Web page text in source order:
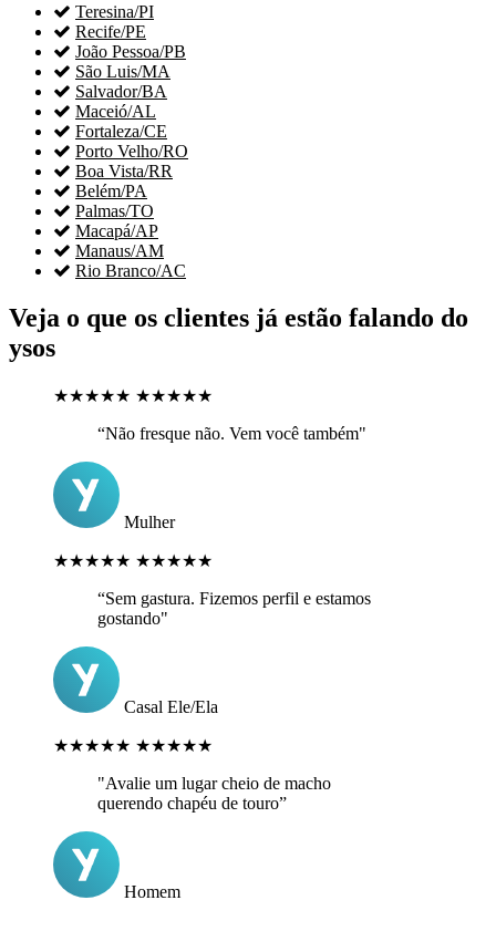
 Teresina/PI
 Recife/PE
 João Pessoa/PB
 São Luis/MA
 Salvador/BA
 Maceió/AL
 Fortaleza/CE
 Porto Velho/RO
 Boa Vista/RR
 Belém/PA
 Palmas/TO
 Macapá/AP
 Manaus/AM
 Rio Branco/AC
Veja o que os clientes já estão falando do
ysos
★★★★★ ★★★★★
“Não fresque não. Vem você também"
Mulher
★★★★★ ★★★★★
“Sem gastura. Fizemos perfil e estamos
gostando"
Casal Ele/Ela
★★★★★ ★★★★★
"Avalie um lugar cheio de macho
querendo chapéu de touro”
Homem